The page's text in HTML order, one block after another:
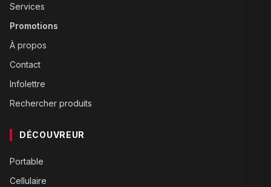
Services
Promotions
À propos
Contact
Infolettre
Rechercher produits
DÉCOUVREUR
Portable
Cellulaire